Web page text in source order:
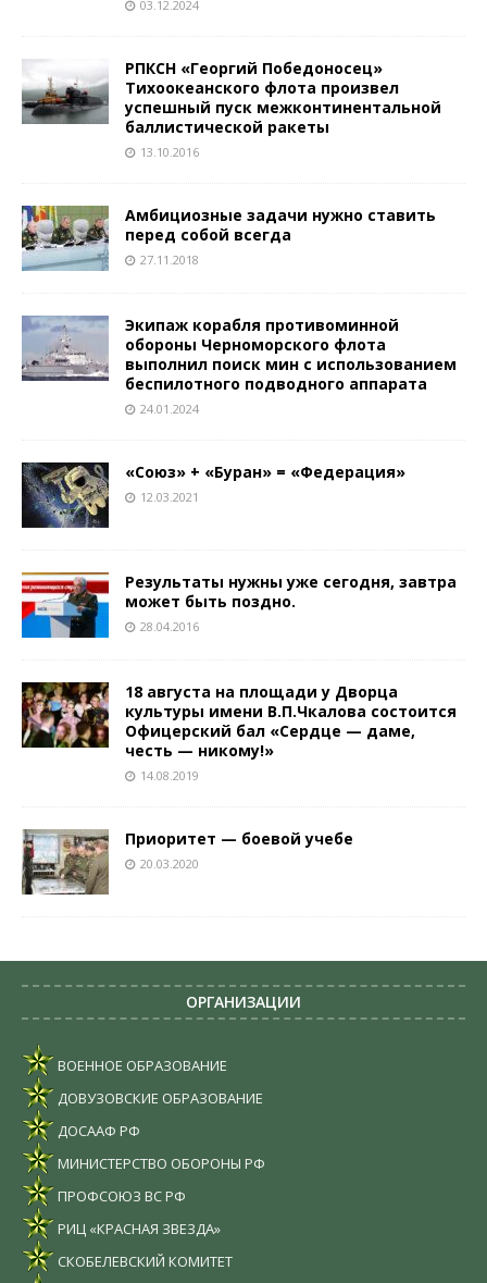
03.12.2024
РПКСН «Георгий Победоносец»
Тихоокеанского флота произвел
успешный пуск межконтинентальной
баллистической ракеты
13.10.2016
Амбициозные задачи нужно ставить
перед собой всегда
27.11.2018
Экипаж корабля противоминной
обороны Черноморского флота
выполнил поиск мин с использованием
беспилотного подводного аппарата
24.01.2024
«Союз» + «Буран» = «Федерация»
12.03.2021
Результаты нужны уже сегодня, завтра
может быть поздно.
28.04.2016
18 августа на площади у Дворца
культуры имени В.П.Чкалова состоится
Офицерский бал «Сердце — даме,
честь — никому!»
14.08.2019
Приоритет — боевой учебе
20.03.2020
ОРГАНИЗАЦИИ
ВОЕННОЕ ОБРАЗОВАНИЕ
ДОВУЗОВСКИЕ ОБРАЗОВАНИЕ
ДОСААФ РФ
МИНИСТЕРСТВО ОБОРОНЫ РФ
ПРОФСОЮЗ ВС РФ
РИЦ «КРАСНАЯ ЗВЕЗДА»
СКОБЕЛЕВСКИЙ КОМИТЕТ